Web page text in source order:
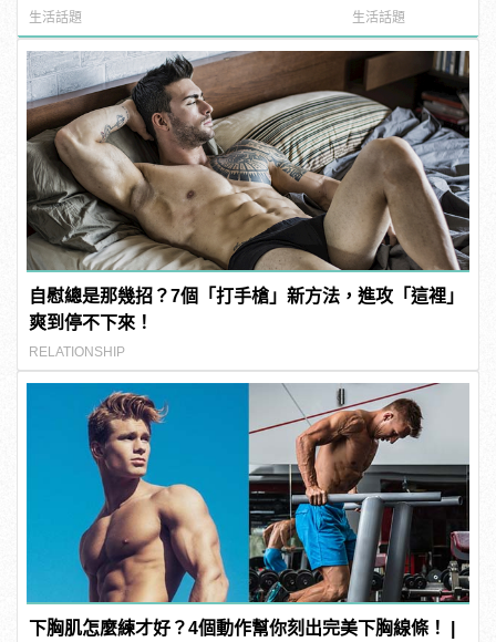
Dick」是啥？
生活話題
斯坦都會這麼做！
生活話題
自慰總是那幾招？7個「打手槍」新方法，進攻「這裡」
爽到停不下來！
RELATIONSHIP
下胸肌怎麼練才好？4個動作幫你刻出完美下胸線條！ |